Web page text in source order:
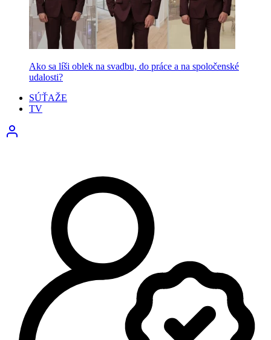
Ako sa líši oblek na svadbu, do práce a na spoločenské
udalosti?
SÚŤAŽE
TV